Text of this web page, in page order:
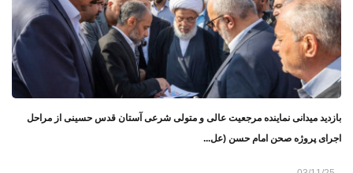
بازدید میدانی نماینده مرجعیت عالی و متولی شرعی آستان قدس حسینی از مراحل
اجرای پروژه صحن امام حسن (عل...